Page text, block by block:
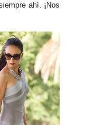
ahí. ¡Nos